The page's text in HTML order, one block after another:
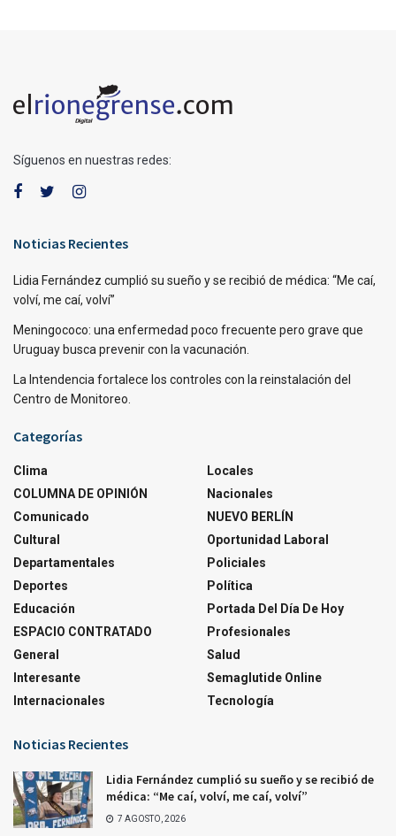
Síguenos en nuestras redes:
Noticias Recientes
Lidia Fernández cumplió su sueño y se recibió de médica: “Me caí,
volví, me caí, volví”
Meningococo: una enfermedad poco frecuente pero grave que
Uruguay busca prevenir con la vacunación.
La Intendencia fortalece los controles con la reinstalación del
Centro de Monitoreo.
Categorías
Clima
COLUMNA DE OPINIÓN
Comunicado
Cultural
Departamentales
Deportes
Educación
ESPACIO CONTRATADO
General
Interesante
Internacionales
Locales
Nacionales
NUEVO BERLÍN
Oportunidad Laboral
Policiales
Política
Portada Del Día De Hoy
Profesionales
Salud
Semaglutide Online
Tecnología
Noticias Recientes
Lidia Fernández cumplió su sueño y se recibió de
médica: “Me caí, volví, me caí, volví”
7 AGOSTO, 2026